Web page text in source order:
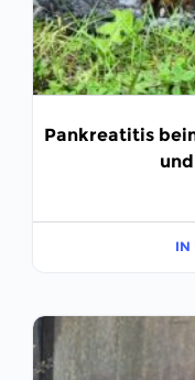
Pankreatitis
IN